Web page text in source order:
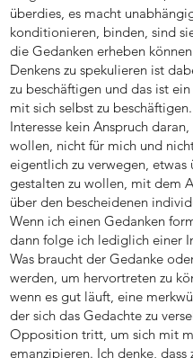
überdies, es macht
konditionieren, binden, sind
die Gedanken erheben
Denkens zu spekulieren ist
zu beschäftigen und das ist
mit sich selbst zu
Interesse kein Anspruch
wollen, nicht für mich und
eigentlich zu verwegen,
gestalten zu wollen, mit dem
über den bescheidenen
Wenn ich einen Gedanken
dann folge ich lediglich einer
Was braucht der Gedanke
werden, um hervortreten zu
wenn es gut läuft, eine
der sich das Gedachte zu
Opposition tritt, um sich mit
emanzipieren. Ich denke,